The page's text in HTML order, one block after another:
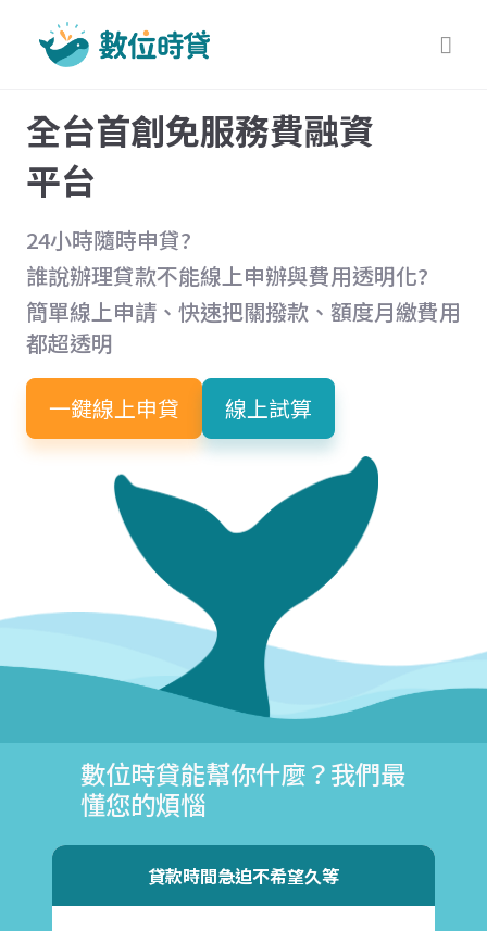
全台首創免服務費融資
平台
24小時隨時申貸?
誰說辦理貸款不能線上申辦與費用透明化?
簡單線上申請、快速把關撥款、額度月繳費用
都超透明
一鍵線上申貸 線上試算
數位時貸能幫你什麼？我們最
懂您的煩惱
貸款時間急迫不希望久等